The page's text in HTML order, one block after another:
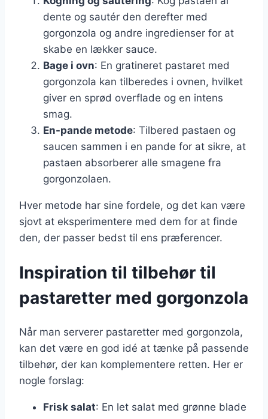
dente og sautér den derefter med
gorgonzola og andre ingredienser for at
skabe en lækker sauce.
Bage i ovn: En gratineret pastaret med
gorgonzola kan tilberedes i ovnen, hvilket
giver en sprød overflade og en intens
smag.
En-pande metode: Tilbered pastaen og
saucen sammen i en pande for at sikre, at
pastaen absorberer alle smagene fra
gorgonzolaen.
Hver metode har sine fordele, og det kan være
sjovt at eksperimentere med dem for at finde
den, der passer bedst til ens præferencer.
Inspiration til tilbehør til
pastaretter med gorgonzola
Når man serverer pastaretter med gorgonzola,
kan det være en god idé at tænke på passende
tilbehør, der kan komplementere retten. Her er
nogle forslag:
Frisk salat: En let salat med grønne blade